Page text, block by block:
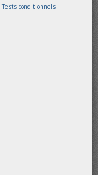
Tests conditionnels